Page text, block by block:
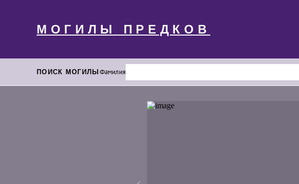
МОГИЛЫ ПРЕДКОВ
ПОИСК МОГИЛЫФамилия